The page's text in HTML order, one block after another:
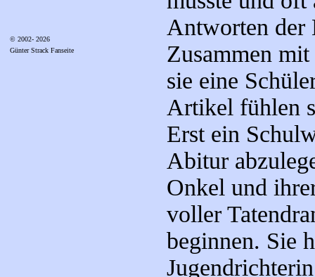
© 2002- 2026
Günter Strack Fanseite
Antworten der
Zusammen
sie eine
Artikel fühlen
Erst ein
Abitur
Onkel und
voller
beginnen. Sie